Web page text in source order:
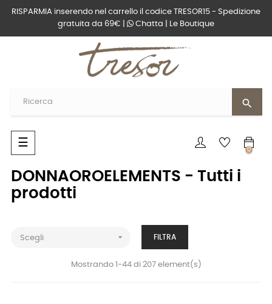
RISPARMIA inserendo nel carrello il codice TRESOR15 - Spedizione
gratuita da 69€ |
Chatta Le Boutique
search
navigazione
Toggle
☰
0
DONNAOROELEMENTS - Tutti i
prodotti
Scegli  FILTRA
Mostrando 1-44 di 207 element(s)